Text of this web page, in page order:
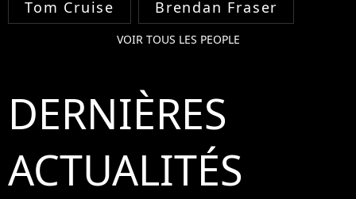
Tom Cruise Brendan Fraser
VOIR TOUS LES PEOPLE
DERNIÈRES
ACTUALITÉS